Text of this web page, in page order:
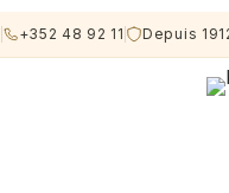
+352 48 92 11 Depuis